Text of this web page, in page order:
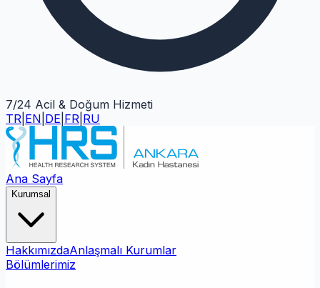
7/24 Acil & Doğum Hizmeti
TR EN DE FR RU
Ana Sayfa
Kurumsal
HakkımızdaAnlaşmalı Kurumlar
Bölümlerimiz